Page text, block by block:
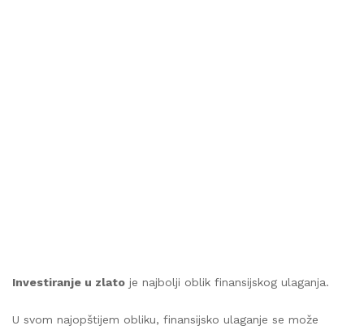
Investiranje u zlato je najbolji oblik finansijskog ulaganja.
U svom najopštijem obliku, finansijsko ulaganje se može